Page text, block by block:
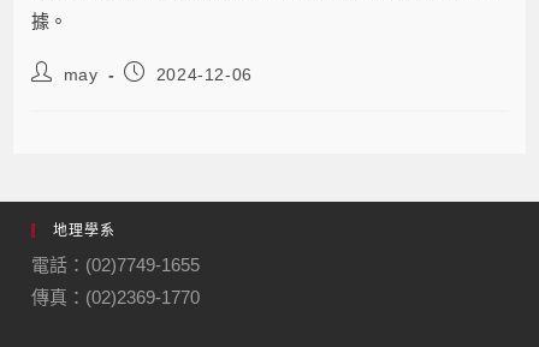
據。
may 2024-12-06
地理學系
電話：(02)7749-1655
傳真：(02)2369-1770